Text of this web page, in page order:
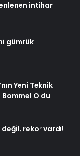
intihar
gümrük
Yeni Teknik
Oldu
rekor vardı!